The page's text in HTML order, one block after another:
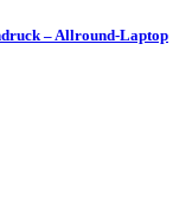
– Allround-Laptop